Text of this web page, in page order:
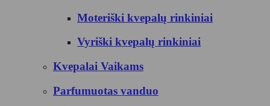
Moteriški kvepalų rinkiniai
Vyriški kvepalų rinkiniai
Kvepalai Vaikams
Parfumuotas vanduo